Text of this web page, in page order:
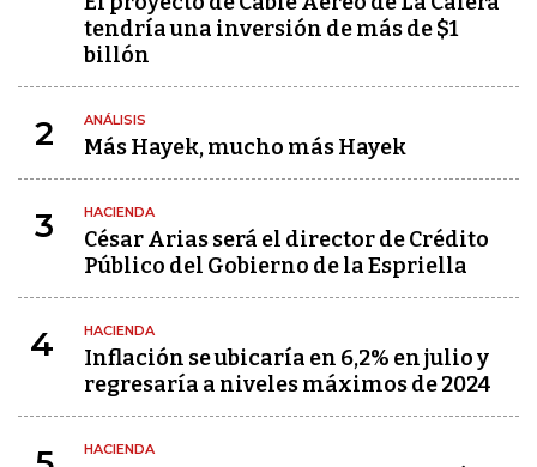
tendría una inversión de más de $1
billón
2 ANÁLISIS
Más Hayek, mucho más Hayek
3 HACIENDA
César Arias será el director de Crédito
Público del Gobierno de la Espriella
4 HACIENDA
Inflación se ubicaría en 6,2% en julio y
regresaría a niveles máximos de 2024
HACIENDA